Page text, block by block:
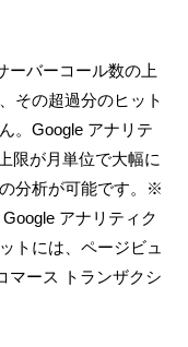
ーバーコール数の上
その超過分のヒット
。Google アナリテ
限が月単位で大幅に
分析が可能です。※
アナリティク
トには、ページビュ
マース トランザクシ